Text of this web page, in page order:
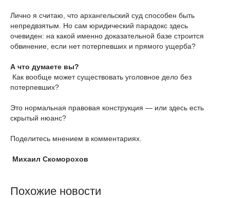
Лично я считаю, что архангельский суд способен быть
непредвзятым. Но сам юридический парадокс здесь
очевиден: на какой именно доказательной базе строится
обвинение, если нет потерпевших и прямого ущерба?
А что думаете вы?
Как вообще может существовать уголовное дело без
потерпевших?
Это нормальная правовая конструкция — или здесь есть
скрытый нюанс?
Поделитесь мнением в комментариях.
Михаил Скоморохов
Похожие новости